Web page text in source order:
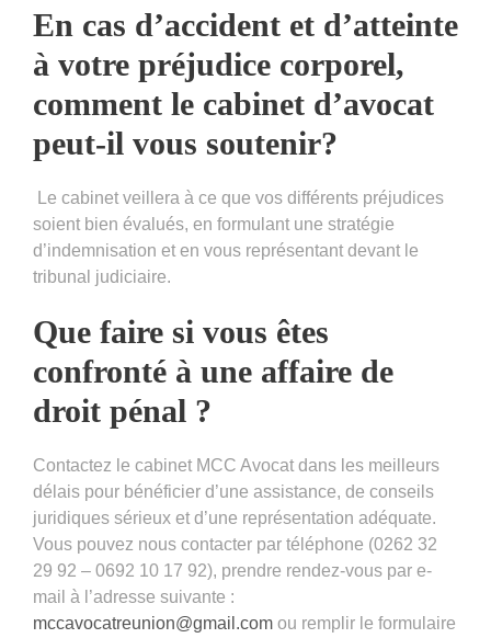
En cas d’accident et d’atteinte
à votre préjudice corporel,
comment le cabinet d’avocat
peut-il vous soutenir?
Le cabinet veillera à ce que vos différents préjudices
soient bien évalués, en formulant une stratégie
d’indemnisation et en vous représentant devant le
tribunal judiciaire.
Que faire si vous êtes
confronté à une affaire de
droit pénal ?
Contactez le cabinet MCC Avocat dans les meilleurs
délais pour bénéficier d’une assistance, de conseils
juridiques sérieux et d’une représentation adéquate.
Vous pouvez nous contacter par téléphone (0262 32
29 92 – 0692 10 17 92), prendre rendez-vous par e-
mail à l’adresse suivante :
mccavocatreunion@gmail.com ou remplir le formulaire